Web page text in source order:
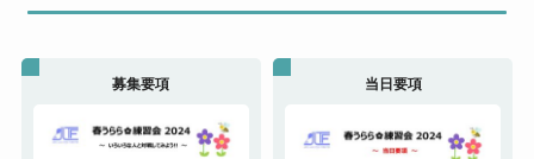
募集要項 当日要項